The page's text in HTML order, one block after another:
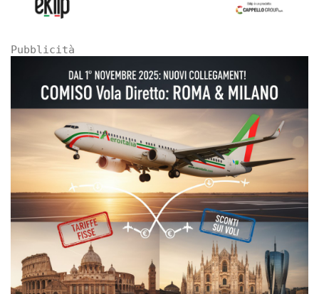
Pubblicità